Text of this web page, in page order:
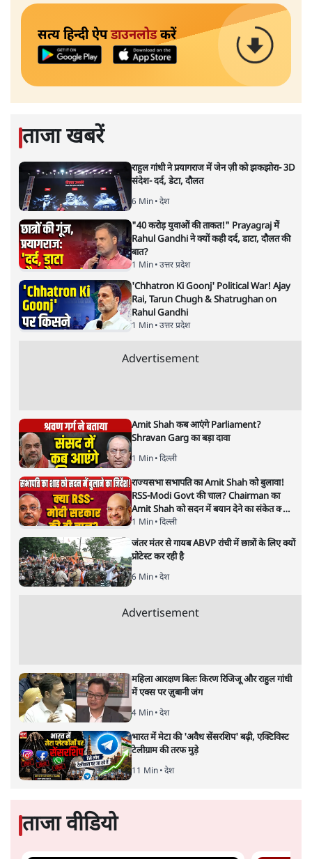
सत्य हिन्दी ऐपडाउनलोडकरें
ताजा खबरें
राहुल गांधी ने प्रयागराज में जेन ज़ी को झकझोरा- 3D
संदेश- दर्द, डेटा, दौलत
6 Min• देश
"40 करोड़ युवाओं की ताकत!" Prayagraj में
Rahul Gandhi ने क्यों कही दर्द, डाटा, दौलत की
बात?
1 Min• उत्तर प्रदेश
'Chhatron Ki Goonj' Political War! Ajay
Rai, Tarun Chugh & Shatrughan on
Rahul Gandhi
1 Min• उत्तर प्रदेश
Advertisement
Amit Shah कब आएंगे Parliament?
Shravan Garg का बड़ा दावा
1 Min• दिल्ली
राज्यसभा सभापति का Amit Shah को बुलावा!
RSS-Modi Govt की चाल? Chairman का
Amit Shah को सदन में बयान देने का संकेत क्यों?
Senior journalist Vinod Agnihotri ने इसे
Modi Government और RSS की संभावित
strategy से जोड़कर बड़ा सवाल उठाया है।
1 Min• दिल्ली
जंतर मंतर से गायब ABVP रांची में छात्रों के लिए क्यों
प्रोटेस्ट कर रही है
6 Min• देश
Advertisement
महिला आरक्षण बिलः किरण रिजिजू और राहुल गांधी
में एक्स पर ज़ुबानी जंग
4 Min• देश
भारत में मेटा की 'अवैध सेंसरशिप' बढ़ी, एक्टिविस्ट
टेलीग्राम की तरफ मुड़े
11 Min• देश
ताजा वीडियो